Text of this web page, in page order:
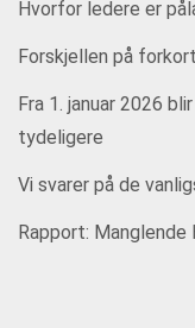
Hvorfor ledere er
Forskjellen på
Fra 1. januar 2026
tydeligere
Vi svarer på de
Rapport: